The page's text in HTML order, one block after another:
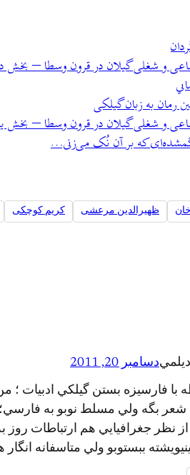
و شغلی گیلان در قرون وسطا – بخش
رمان به زبان گیلکی
و شغلی گیلان در قرون وسطا – بخش
که بر آن نُک می‌زنی…
ظهیرالدین مرعشی کریم کوچکی
دسامبر 20, 2011
با فارسيزه بستن گيلكي ادبيات ؛
بگه ولي مسلط نوبو به فارسي؛
نظر جغرافيايي هم ارتباطات روز
ببستوبو ولي متاسفانه